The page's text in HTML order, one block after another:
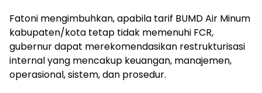
Fatoni mengimbuhkan, apabila tarif BUMD Air Minum
kabupaten/kota tetap tidak memenuhi FCR,
gubernur dapat merekomendasikan restrukturisasi
internal yang mencakup keuangan, manajemen,
operasional, sistem, dan prosedur.